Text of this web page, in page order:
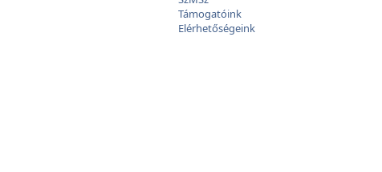
Támogatóink
Elérhetőségeink